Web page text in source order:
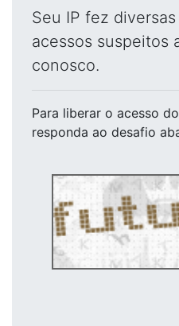
Seu IP fez
acessos suspeitos
conosco.
Para liberar o acesso
responda ao desafio